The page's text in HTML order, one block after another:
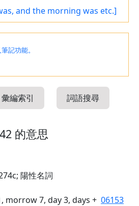
and the morning was etc.]
記功能。
彙編索引 詞語搜尋
的意思
陽性名詞
morrow 7, day 3, days + 06153